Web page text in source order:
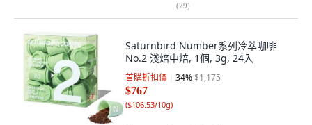
(79)
Saturnbird Number系列冷萃咖啡
No.2 淺焙中焙, 1個, 3g, 24入
首購折扣價 34%$1,175
$767
($106.53/10g)